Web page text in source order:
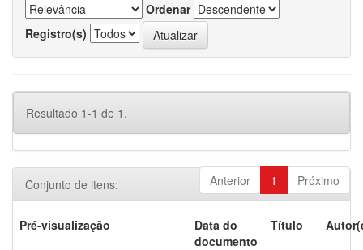
Ordenar
Registro(s)
Resultado 1-1 de 1.
Anterior 1 Próximo
Conjunto de itens:
Pré-visualização
Data do
documento
Título